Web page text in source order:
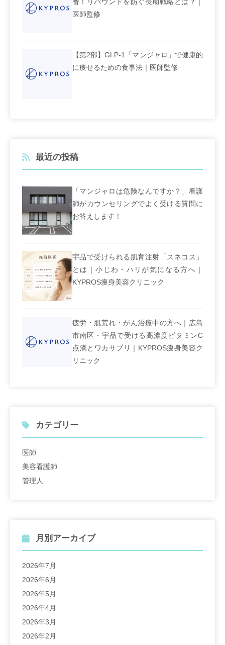
医師監修
【第2部】GLP-1「マンジャロ」で健康的
に痩せるための食事法｜医師監修
最近の投稿
「マンジャロは危険なんですか？」看護
師がカウンセリングでよく受ける質問に
お答えします！
宇品で受けられる肌育注射「スネコス」
とは｜小じわ・ハリが気になる方へ｜
KYPROS痩身美容クリニック
疲労・肌荒れ・がん治療中の方へ｜広島
市南区・宇品で受ける高濃度ビタミンC
点滴とワカサプリ｜KYPROS痩身美容ク
リニック
カテゴリー
医師
美容看護師
管理人
月別アーカイブ
2026年7月
2026年6月
2026年5月
2026年4月
2026年3月
2026年2月